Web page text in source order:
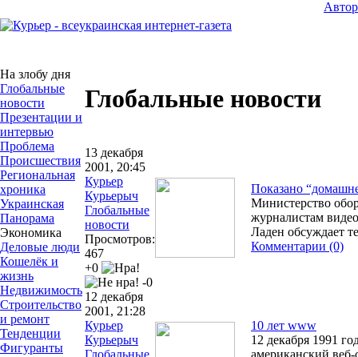
На злобу дня
Глобальные
новости
Презентации и
интервью
Проблема
Происшествия
Региональная
хроника
Украинская
Панорама
Экономика
Деловые люди
Кошелёк и
жизнь
Недвижимость
Строительство
и ремонт
Тенденции
Фигуранты
Глобальные новости
13 декабря
2001, 20:45
Курьер
Курьерыч
Глобальные
новости
Просмотров:
467
+0
-0
Показано
Министерство
журналистам
Ладен обсуждает
Комментарии (0)
12 декабря
2001, 21:28
Курьер
Курьерыч
Глобальные
10 лет www
12 декабря 1991
американский